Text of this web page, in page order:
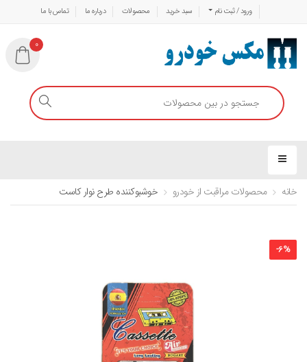
ورود / ثبت نام سبد خرید محصولات درباره ما تماس با ما
0
خانه محصولات مراقبت از خودرو خوشبوکننده طرح نوار کاست
-6%